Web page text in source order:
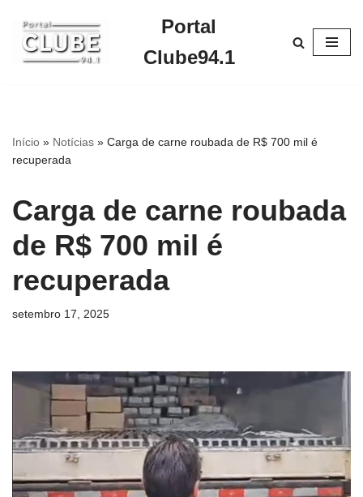
Pular
para
Portal
Clube94.1
Início » Notícias » Carga de carne roubada de R$ 700 mil é
recuperada
Carga de carne roubada
de R$ 700 mil é
recuperada
setembro 17, 2025